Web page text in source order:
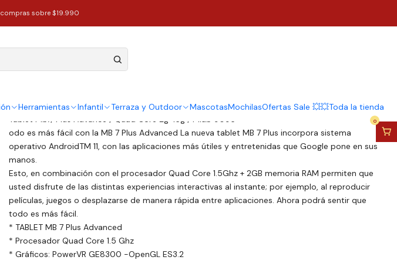
Herramientas Infantil Terraza y Outdoor MascotasMochilasOfertas Sale 💥💥Toda la tienda
0
sobre $19.990
| Tablet Mlab Mb7 16GB negra y 2GB
de memoria RAM
Tablet Mb7/ Plus Advance / Quad Core 2g+16g / Mlab 9095
odo es más fácil con la MB 7 Plus Advanced La nueva tablet MB 7 Plus incorpora sistema
operativo AndroidTM 11, con las aplicaciones más útiles y entretenidas que Google pone en sus
manos.
Esto, en combinación con el procesador Quad Core 1.5Ghz + 2GB memoria RAM permiten que
usted disfrute de las distintas experiencias interactivas al instante; por ejemplo, al reproducir
películas, juegos o desplazarse de manera rápida entre aplicaciones. Ahora podrá sentir que
todo es más fácil.
* TABLET MB 7 Plus Advanced
* Procesador Quad Core 1.5 Ghz
* Gráficos: PowerVR GE8300 -OpenGL ES3.2